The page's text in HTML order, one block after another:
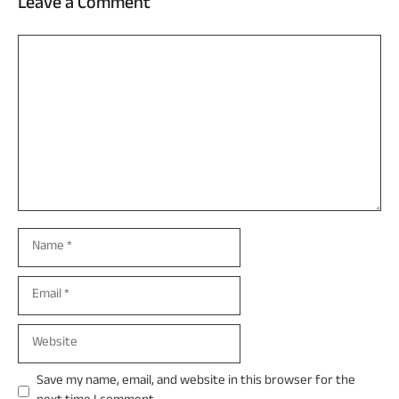
Comment
Name
Email
Website
Save my name, email, and website in this browser for the